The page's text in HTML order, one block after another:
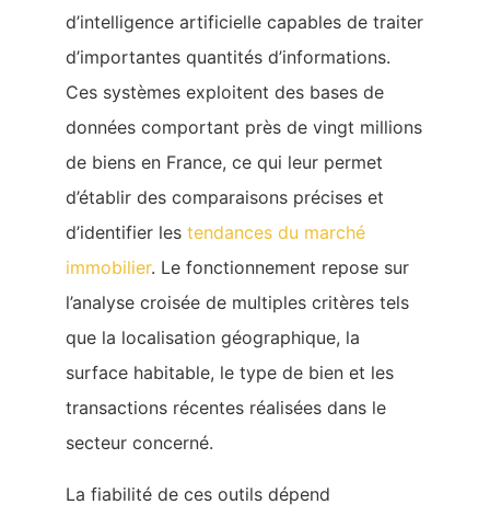
d’intelligence artificielle capables de traiter
d’importantes quantités d’informations.
Ces systèmes exploitent des bases de
données comportant près de vingt millions
de biens en France, ce qui leur permet
d’établir des comparaisons précises et
d’identifier les tendances du marché
immobilier. Le fonctionnement repose sur
l’analyse croisée de multiples critères tels
que la localisation géographique, la
surface habitable, le type de bien et les
transactions récentes réalisées dans le
secteur concerné.
La fiabilité de ces outils dépend